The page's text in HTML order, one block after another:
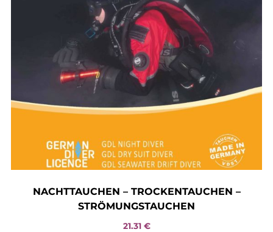
NACHTTAUCHEN – TROCKENTAUCHEN –
STRÖMUNGSTAUCHEN
21.31 €